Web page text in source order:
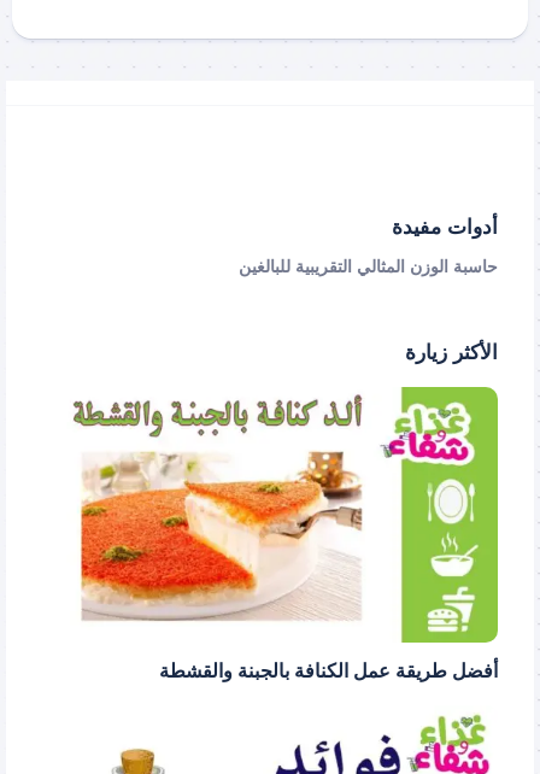
أدوات مفيدة
حاسبة الوزن المثالي التقريبية للبالغين
الأكثر زيارة
أفضل طريقة عمل الكنافة بالجبنة والقشطة